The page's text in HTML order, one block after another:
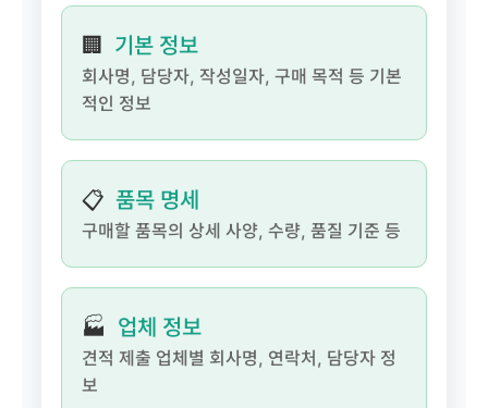
🏢 기본 정보
회사명, 담당자, 작성일자, 구매 목적 등 기본
적인 정보
📋 품목 명세
구매할 품목의 상세 사양, 수량, 품질 기준 등
🏭 업체 정보
견적 제출 업체별 회사명, 연락처, 담당자 정
보